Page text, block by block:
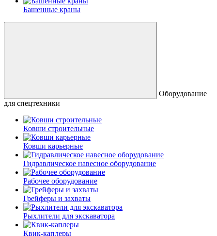
Башенные краны
Оборудование
для спецтехники
Ковши строительные
Ковши карьерные
Гидравлическое навесное оборудование
Рабочее оборудование
Грейферы и захваты
Рыхлители для экскаватора
Квик-каплеры